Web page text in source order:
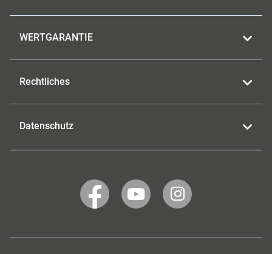
WERTGARANTIE
Rechtliches
Datenschutz
WERTGARANTIE
auf
WERTGARANTIE
auf
WERTGARANTIE
auf